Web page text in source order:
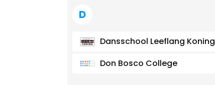
D
Dansschool Leeflang Koning
Don Bosco College